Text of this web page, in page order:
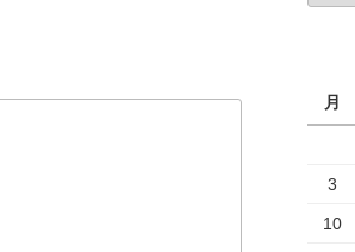
月
3
10